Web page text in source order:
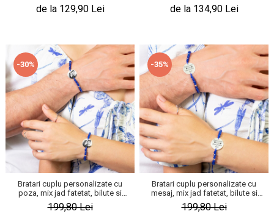
de la 129,90 Lei de la 134,90 Lei
-30%
Bratari cuplu personalizate cu
poza, mix jad fatetat, bilute si
banuti stainless steel
199,80 Lei
-35%
Bratari cuplu personalizate cu
mesaj, mix jad fatetat, bilute si
banuti stainless steel
199,80 Lei